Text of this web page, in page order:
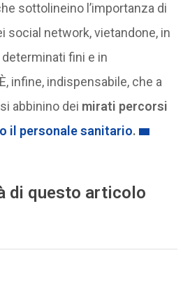
sottolineino l’importanza di
social network, vietandone, in
determinati fini e in
infine, indispensabile, che a
abbinino dei mirati percorsi
il personale sanitario.
di questo articolo